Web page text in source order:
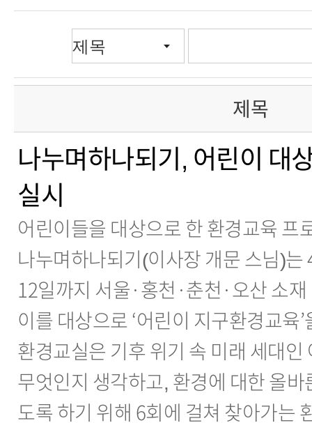
제목
나누며하나되기, 어린이 대
실시
어린이들을 대상으로 한 환경교육 프
나누며하나되기(이사장 개문 스님)는
12일까지 서울·홍천·춘천·오산 소
이를 대상으로 ‘어린이 지구환경교육
환경교실은 기후 위기 속 미래 세대인
무엇인지 생각하고, 환경에 대한 올바
도록 하기 위해 6회에 걸쳐 찾아가는